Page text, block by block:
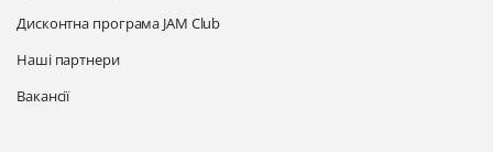
Дисконтна програма JAM Club
Наші партнери
Вакансії